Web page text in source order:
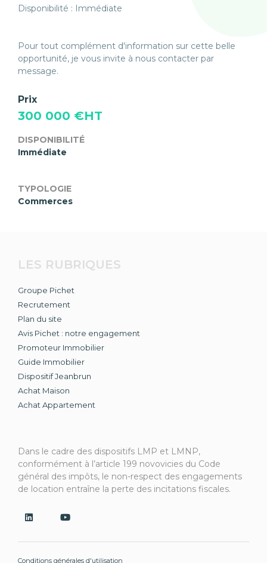
Disponibilité : Immédiate
Pour tout complément d'information sur cette belle
opportunité, je vous invite à nous contacter par
message.
Prix
300 000 €HT
DISPONIBILITÉ
Immédiate
TYPOLOGIE
Commerces
LES RUBRIQUES
Groupe Pichet
Recrutement
Plan du site
Avis Pichet : notre engagement
Promoteur Immobilier
Guide Immobilier
Dispositif Jeanbrun
Achat Maison
Achat Appartement
Dans le cadre des dispositifs LMP et LMNP,
conformément à l’article 199 novovicies du Code
général des impôts, le non-respect des engagements
de location entraîne la perte des incitations fiscales.
Conditions générales d'utilisation